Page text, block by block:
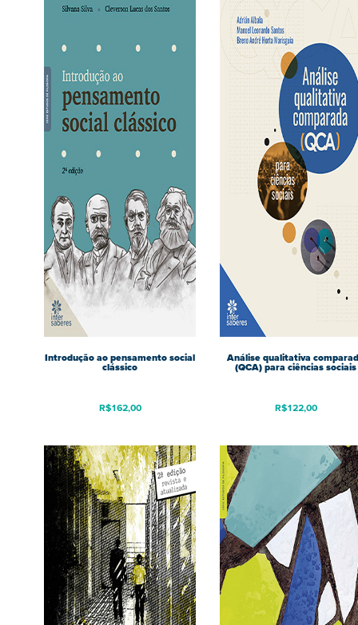
Introdução ao pensamento social
clássico
R$162,00
Análise qualitativa
(QCA) para ciências sociais
R$122,00